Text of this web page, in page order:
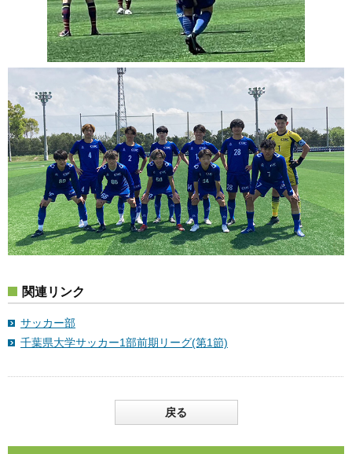
関連リンク
サッカー部
千葉県大学サッカー1部前期リーグ(第1節)
戻る